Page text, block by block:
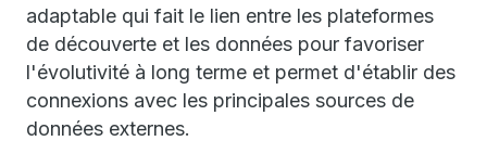
adaptable qui fait le lien entre les plateformes
de découverte et les données pour favoriser
l'évolutivité à long terme et permet d'établir des
connexions avec les principales sources de
données externes.